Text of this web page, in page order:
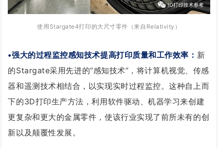
使用Stargate4打印的大尺寸零件 （来自 Relativity ）
•强大的过程监控感知技术提高打印质量和工作效率： 新
的Stargate采用先进的“感知技术”，将计算机视觉、传感
器和遥测技术相结合，以实现实时过程监控。这种自上而
下的3D打印生产方法，利用软件驱动、机器学习来创建
更复杂和更大的金属零件，使该行业实现了前所未有的创
新以及颠覆性发展。